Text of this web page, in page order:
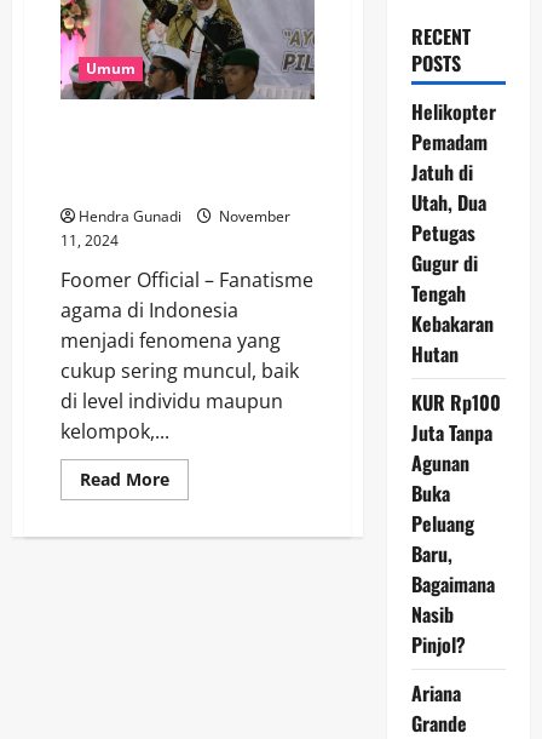
Umum
Hendra Gunadi
November
11, 2024
Foomer Official – Fanatisme
agama di Indonesia
menjadi fenomena yang
cukup sering muncul, baik
di level individu maupun
kelompok,...
Read MoreRead
more
Fanatisme
RECENT
POSTS
Helikopter
Pemadam
Jatuh di
Utah, Dua
Petugas
Gugur di
Tengah
Kebakaran
Hutan
KUR Rp100
Juta Tanpa
Agunan
Buka
Peluang
Baru,
Bagaimana
Nasib
Pinjol?
Ariana
Grande